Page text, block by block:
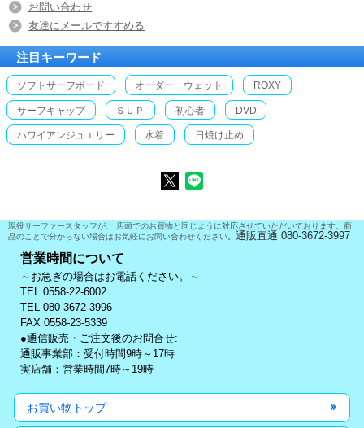
お問い合わせ
友達にメールですすめる
注目キーワード
ソフトサーフボード オーダー ウェット ROXY
サーフキャップ ＳＵＰ 初心者 DVD
ハワイアンジュエリー 水着 日焼け止め
現役サーファースタッフが、 店頭でのお買物と同じように対応させていただいております。商
品のことで分からない場合はお気軽にお問い合わせください。 通販直通 080-3672-3997
営業時間について
～お急ぎの場合はお電話ください。～
TEL 0558-22-6002
TEL 080-3672-3996
FAX 0558-23-5339
●通信販売・ご注文後のお問合せ:
通販事業部：受付時間9時～17時
実店舗：営業時間7時～19時
お買い物トップ